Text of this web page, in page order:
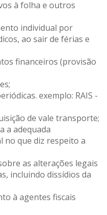
à folha e outros
individual por
ao sair de férias e
financeiros (provisão
exemplo: RAIS -
de vale transporte;
a adequada
no que diz respeito a
as alterações legais
incluindo dissídios da
à agentes fiscais